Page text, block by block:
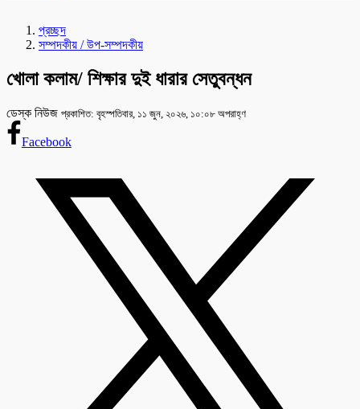
প্রচ্ছদ
সম্পদকীয় / উপ-সম্পদকীয়
খোলা কলাম/ শিক্ষার দুই ধারার সেতুবন্ধন
ডেস্ক নিউজ প্রকাশিত: বৃহস্পতিবার, ১১ জুন, ২০২৬, ১০:০৮ অপরাহ্ণ
Facebook